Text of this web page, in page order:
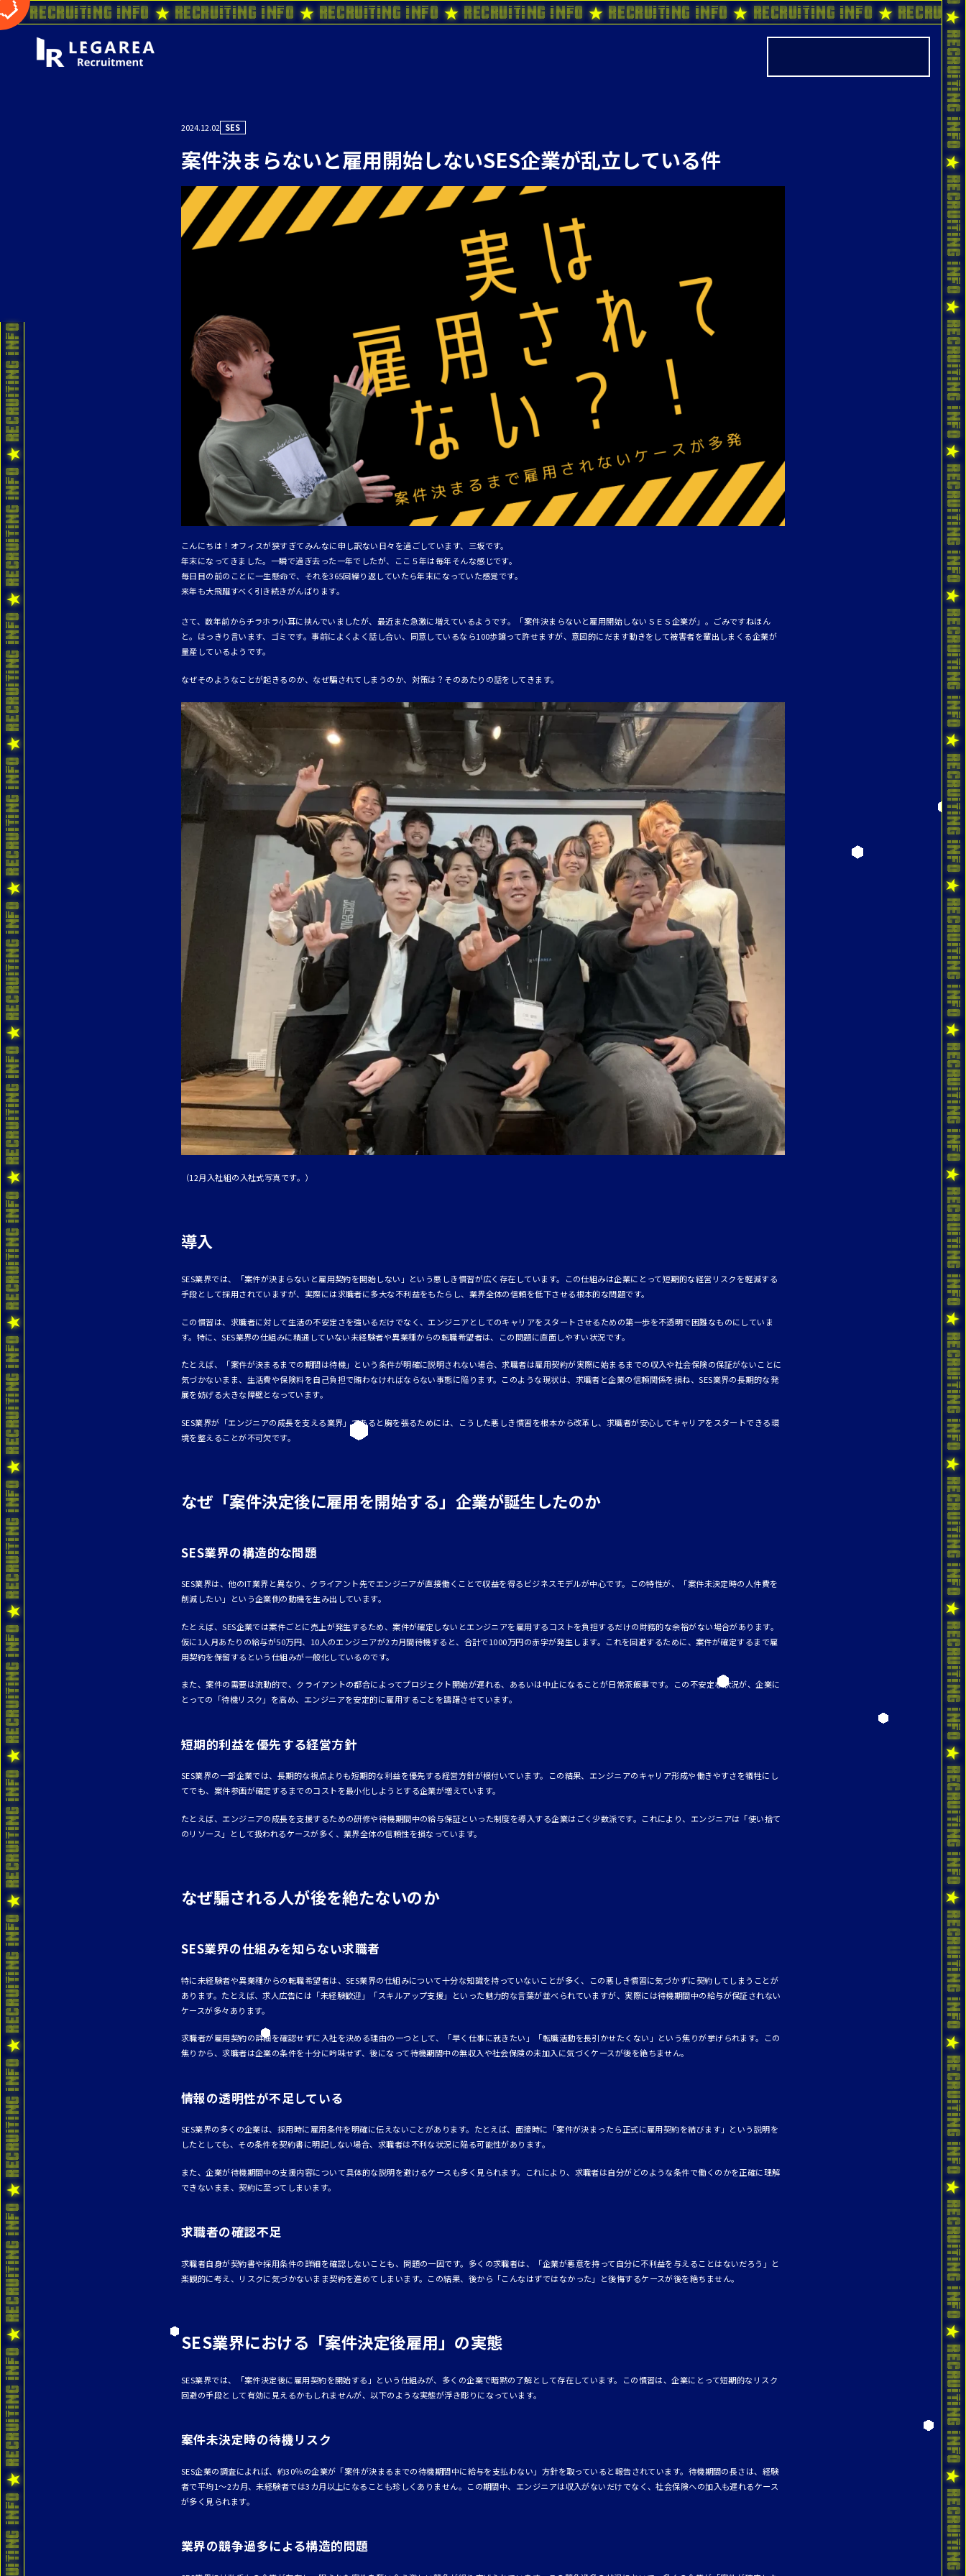
2024.12.02 SES
案件決まらないと雇用開始しないSES企業が乱立している件
こんにちは！オフィスが狭すぎてみんなに申し訳ない日々を過ごしています、三坂です。
年末になってきました。一瞬で過ぎ去った一年でしたが、ここ５年は毎年そんな感じです。
毎日目の前のことに一生懸命で、それを365回繰り返していたら年末になっていた感覚です。
来年も大飛躍すべく引き続きがんばります。
さて、数年前からチラホラ小耳に挟んでいましたが、最近また急激に増えているようです。「案件決まらないと雇用開始しないＳＥＳ企業が」。ごみですねほん
と。はっきり言います、ゴミです。事前によくよく話し合い、同意しているなら100歩譲って許せますが、意図的にだます動きをして被害者を輩出しまくる企業が
量産しているようです。
なぜそのようなことが起きるのか、なぜ騙されてしまうのか、対策は？そのあたりの話をしてきます。
（12月入社組の入社式写真です。）
導入
SES業界では、「案件が決まらないと雇用契約を開始しない」という悪しき慣習が広く存在しています。この仕組みは企業にとって短期的な経営リスクを軽減する
手段として採用されていますが、実際には求職者に多大な不利益をもたらし、業界全体の信頼を低下させる根本的な問題です。
この慣習は、求職者に対して生活の不安定さを強いるだけでなく、エンジニアとしてのキャリアをスタートさせるための第一歩を不透明で困難なものにしていま
す。特に、SES業界の仕組みに精通していない未経験者や異業種からの転職希望者は、この問題に直面しやすい状況です。
たとえば、「案件が決まるまでの期間は待機」という条件が明確に説明されない場合、求職者は雇用契約が実際に始まるまでの収入や社会保険の保証がないことに
気づかないまま、生活費や保険料を自己負担で賄わなければならない事態に陥ります。このような現状は、求職者と企業の信頼関係を損ね、SES業界の長期的な発
展を妨げる大きな障壁となっています。
SES業界が「エンジニアの成長を支える業界」であると胸を張るためには、こうした悪しき慣習を根本から改革し、求職者が安心してキャリアをスタートできる環
境を整えることが不可欠です。
なぜ「案件決定後に雇用を開始する」企業が誕生したのか
SES業界の構造的な問題
SES業界は、他のIT業界と異なり、クライアント先でエンジニアが直接働くことで収益を得るビジネスモデルが中心です。この特性が、「案件未決定時の人件費を
削減したい」という企業側の動機を生み出しています。
たとえば、SES企業では案件ごとに売上が発生するため、案件が確定しないとエンジニアを雇用するコストを負担するだけの財務的な余裕がない場合があります。
仮に1人月あたりの給与が50万円、10人のエンジニアが2カ月間待機すると、合計で1000万円の赤字が発生します。これを回避するために、案件が確定するまで雇
用契約を保留するという仕組みが一般化しているのです。
また、案件の需要は流動的で、クライアントの都合によってプロジェクト開始が遅れる、あるいは中止になることが日常茶飯事です。この不安定な状況が、企業に
とっての「待機リスク」を高め、エンジニアを安定的に雇用することを躊躇させています。
短期的利益を優先する経営方針
SES業界の一部企業では、長期的な視点よりも短期的な利益を優先する経営方針が根付いています。この結果、エンジニアのキャリア形成や働きやすさを犠牲にし
てでも、案件参画が確定するまでのコストを最小化しようとする企業が増えています。
たとえば、エンジニアの成長を支援するための研修や待機期間中の給与保証といった制度を導入する企業はごく少数派です。これにより、エンジニアは「使い捨て
のリソース」として扱われるケースが多く、業界全体の信頼性を損なっています。
なぜ騙される人が後を絶たないのか
SES業界の仕組みを知らない求職者
特に未経験者や異業種からの転職希望者は、SES業界の仕組みについて十分な知識を持っていないことが多く、この悪しき慣習に気づかずに契約してしまうことが
あります。たとえば、求人広告には「未経験歓迎」「スキルアップ支援」といった魅力的な言葉が並べられていますが、実際には待機期間中の給与が保証されない
ケースが多々あります。
求職者が雇用契約の詳細を確認せずに入社を決める理由の一つとして、「早く仕事に就きたい」「転職活動を長引かせたくない」という焦りが挙げられます。この
焦りから、求職者は企業の条件を十分に吟味せず、後になって待機期間中の無収入や社会保険の未加入に気づくケースが後を絶ちません。
情報の透明性が不足している
SES業界の多くの企業は、採用時に雇用条件を明確に伝えないことがあります。たとえば、面接時に「案件が決まったら正式に雇用契約を結びます」という説明を
したとしても、その条件を契約書に明記しない場合、求職者は不利な状況に陥る可能性があります。
また、企業が待機期間中の支援内容について具体的な説明を避けるケースも多く見られます。これにより、求職者は自分がどのような条件で働くのかを正確に理解
できないまま、契約に至ってしまいます。
求職者の確認不足
求職者自身が契約書や採用条件の詳細を確認しないことも、問題の一因です。多くの求職者は、「企業が悪意を持って自分に不利益を与えることはないだろう」と
楽観的に考え、リスクに気づかないまま契約を進めてしまいます。この結果、後から「こんなはずではなかった」と後悔するケースが後を絶ちません。
SES業界における「案件決定後雇用」の実態
SES業界では、「案件決定後に雇用契約を開始する」という仕組みが、多くの企業で暗黙の了解として存在しています。この慣習は、企業にとって短期的なリスク
回避の手段として有効に見えるかもしれませんが、以下のような実態が浮き彫りになっています。
案件未決定時の待機リスク
SES企業の調査によれば、約30％の企業が「案件が決まるまでの待機期間中に給与を支払わない」方針を取っていると報告されています。待機期間の長さは、経験
者で平均1～2カ月、未経験者では3カ月以上になることも珍しくありません。この期間中、エンジニアは収入がないだけでなく、社会保険への加入も遅れるケース
が多く見られます。
業界の競争過多による構造的問題
Info ★ Recruiting Info ★ Recruiting Info ★ Recruiting Info ★ Recruiting Info ★ Recruiting Info ★